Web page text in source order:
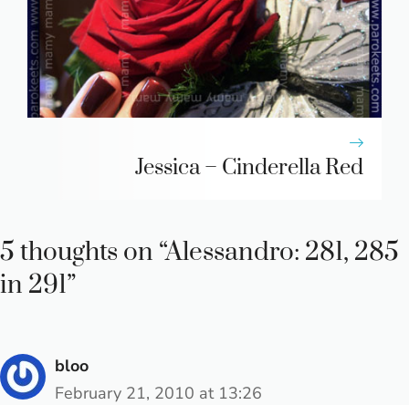
Jessica – Cinderella Red
5 thoughts on “Alessandro: 281, 285
in 291”
bloo
February 21, 2010 at 13:26